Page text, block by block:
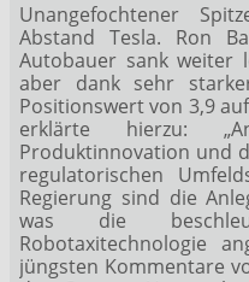
Unangefochtener
Abstand Tesla. Ron
Autobauer sank weiter
aber dank sehr
Positionswert von 3,9
erklärte hierzu:
Produktinnovation und
regulatorischen
Regierung sind die
was die
Robotaxitechnologie
jüngsten Kommentare